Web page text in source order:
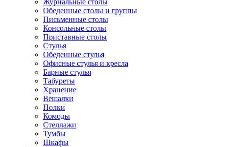
Журнальные столы
Обеденные столы и группы
Письменные столы
Консольные столы
Приставные столы
Стулья
Обеденные стулья
Офисные стулья и кресла
Барные стулья
Табуреты
Хранение
Вешалки
Полки
Комоды
Стеллажи
Тумбы
Шкафы